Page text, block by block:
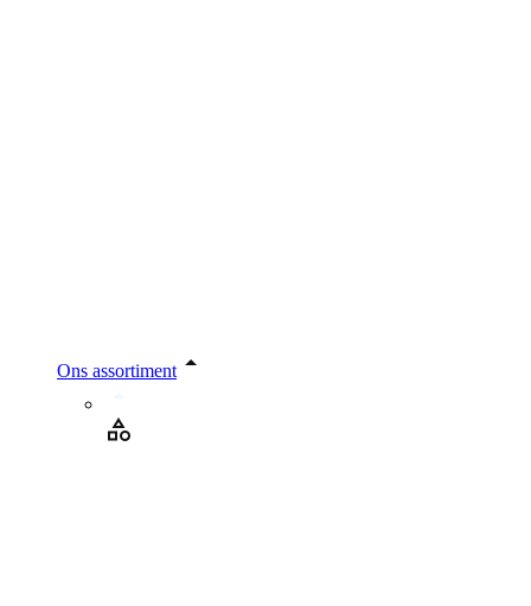
Ons assortiment